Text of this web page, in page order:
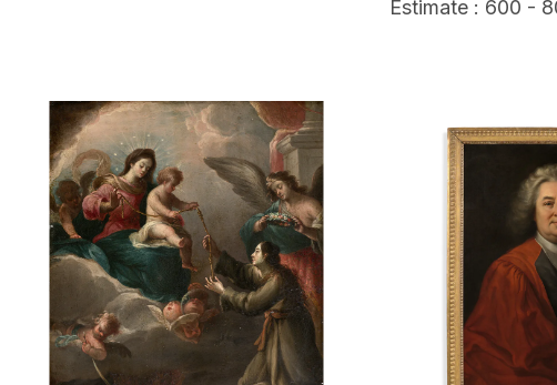
Estimate : 600 -